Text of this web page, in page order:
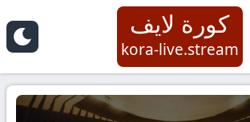
كورة لايف
kora-live.stream